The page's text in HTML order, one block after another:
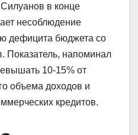
в конце
несоблюдение
дефицита бюджета со
Показатель, напоминал
10-15% от
объема доходов и
кредитов.